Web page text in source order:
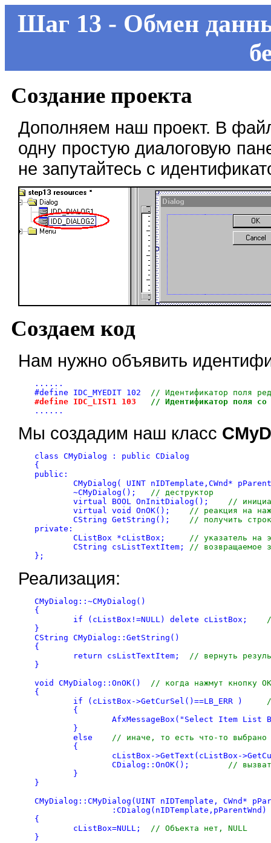
Шаг 13 - Обмен
Создание проекта
Дополняем наш проект. В
одну простую диалоговую
не запутайтесь с
Создаем код
Нам нужно объявить
......
// Идентификатор поля
// Идентификатор поля со
Мы создадим наш класс
class CMyDialog : public CDialog
{
public:
// деструктор
//
// реакция на
// получить
private:
// указатель на
// возвращаемое
};
Реализация:
CMyDialog::~CMyDialog()
{
}
CString CMyDialog::GetString()
{
// вернуть
}
// когда нажмут кнопку OK
{
// иначе, то есть что-то выбрано
cListBox->GetText(cListBox-
//
}
CMyDialog::CMyDialog(UINT nIDTemplate, CWnd*
{
// Объекта нет, NULL
}